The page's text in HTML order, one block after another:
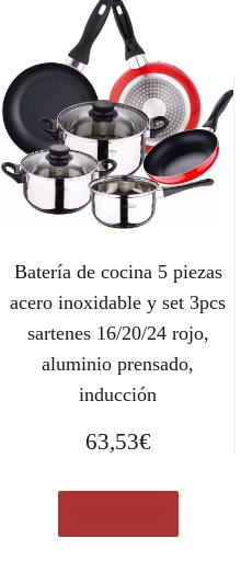
Batería de cocina 5 piezas
acero inoxidable y set 3pcs
sartenes 16/20/24 rojo,
aluminio prensado,
inducción
63,53€